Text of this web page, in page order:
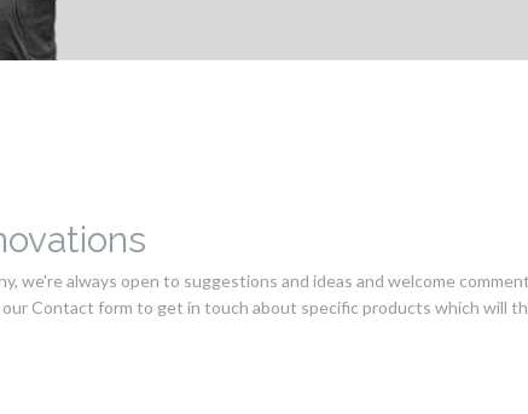
we're always open to suggestions and ideas and welcome
our Contact form to get in touch about specific products which will